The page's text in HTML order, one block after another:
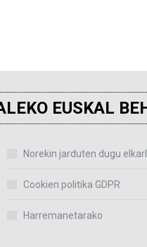
EUSKAL
Norekin jarduten dugu
Cookien politika GDPR
Harremanetarako